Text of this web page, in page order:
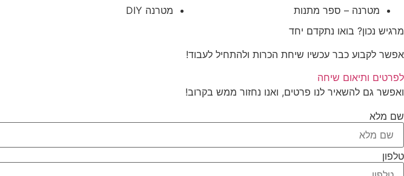
מטרנה – ספר מתנות
מטרנה DIY
מרגיש נכון? בואו נתקדם יחד
אפשר לקבוע כבר עכשיו שיחת הכרות ולהתחיל לעבוד!
לפרטים ותיאום שיחה
ואפשר גם להשאיר לנו פרטים, ואנו נחזור ממש בקרוב!
שם מלא
טלפון